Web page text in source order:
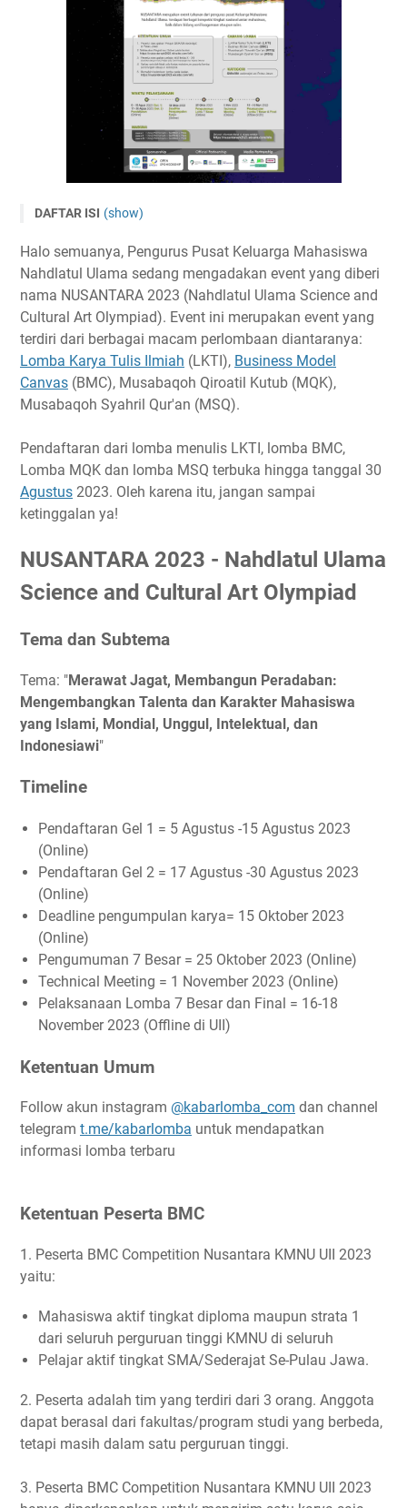
DAFTAR ISI (show)
Art Olympiad
Tema dan Subtema
Timeline
Ketentuan Umum
Ketentuan Peserta BMC
Ketentuan LKTI SMA
Ketentuan LKTI Mahasiswa
Hadiah
Link Penting
Narahubung
Halo semuanya, Pengurus Pusat Keluarga Mahasiswa
Nahdlatul Ulama sedang mengadakan event yang diberi
nama NUSANTARA 2023 (Nahdlatul Ulama Science and
Cultural Art Olympiad). Event ini merupakan event yang
terdiri dari berbagai macam perlombaan diantaranya:
Lomba Karya Tulis Ilmiah (LKTI), Business Model
Canvas (BMC), Musabaqoh Qiroatil Kutub (MQK),
Musabaqoh Syahril Qur'an (MSQ).
Pendaftaran dari lomba menulis LKTI, lomba BMC,
Lomba MQK dan lomba MSQ terbuka hingga tanggal 30
Agustus 2023. Oleh karena itu, jangan sampai
ketinggalan ya!
NUSANTARA 2023 - Nahdlatul Ulama
Science and Cultural Art Olympiad
Tema dan Subtema
Tema: "Merawat Jagat, Membangun Peradaban:
Mengembangkan Talenta dan Karakter Mahasiswa
yang Islami, Mondial, Unggul, Intelektual, dan
Indonesiawi"
Timeline
Pendaftaran Gel 1 = 5 Agustus -15 Agustus 2023
(Online)
Pendaftaran Gel 2 = 17 Agustus -30 Agustus 2023
(Online)
Deadline pengumpulan karya= 15 Oktober 2023
(Online)
Pengumuman 7 Besar = 25 Oktober 2023 (Online)
Technical Meeting = 1 November 2023 (Online)
Pelaksanaan Lomba 7 Besar dan Final = 16-18
November 2023 (Offline di UII)
Ketentuan Umum
Follow akun instagram @kabarlomba_com dan channel
telegram t.me/kabarlomba untuk mendapatkan
informasi lomba terbaru
Ketentuan Peserta BMC
1. Peserta BMC Competition Nusantara KMNU UII 2023
yaitu:
Mahasiswa aktif tingkat diploma maupun strata 1
dari seluruh perguruan tinggi KMNU di seluruh
Pelajar aktif tingkat SMA/Sederajat Se-Pulau Jawa.
2. Peserta adalah tim yang terdiri dari 3 orang. Anggota
dapat berasal dari fakultas/program studi yang berbeda,
tetapi masih dalam satu perguruan tinggi.
3. Peserta BMC Competition Nusantara KMNU UII 2023